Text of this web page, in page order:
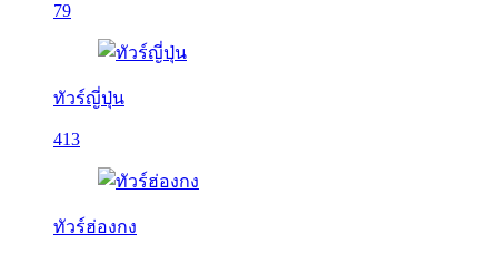
79
ทัวร์ญี่ปุ่น
413
ทัวร์ฮ่องกง